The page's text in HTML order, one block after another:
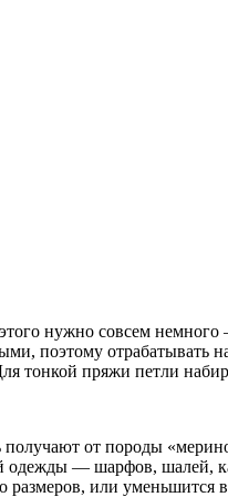
нужно совсем
поэтому отрабатывать
тонкой пряжи петли
от породы
одежды — шарфов, шалей,
или уменьшится в